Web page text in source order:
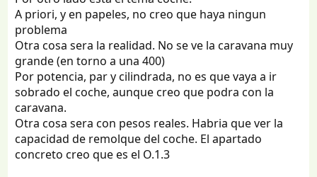
A priori, y en papeles, no creo que haya ningun
problema
Otra cosa sera la realidad. No se ve la caravana muy
grande (en torno a una 400)
Por potencia, par y cilindrada, no es que vaya a ir
sobrado el coche, aunque creo que podra con la
caravana.
Otra cosa sera con pesos reales. Habria que ver la
capacidad de remolque del coche. El apartado
concreto creo que es el O.1.3